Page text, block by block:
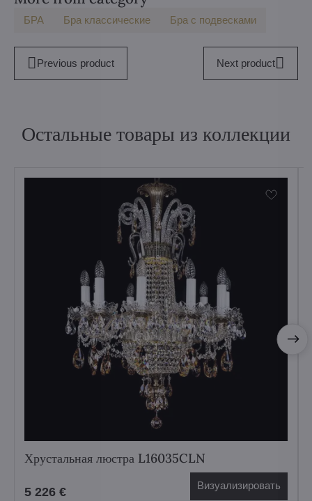
БPA Бра классические Бра с подвесками
Previous product Next product
Остальные товары из коллекции
Хрустальная люстра L16035CLN
5 226 € Визуализировать